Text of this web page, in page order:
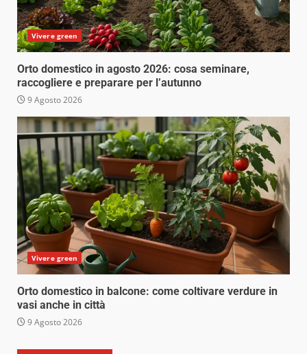
Vivere green
Orto domestico in agosto 2026: cosa seminare,
raccogliere e preparare per l’autunno
9 Agosto 2026
Vivere green
Orto domestico in balcone: come coltivare verdure in
vasi anche in città
9 Agosto 2026